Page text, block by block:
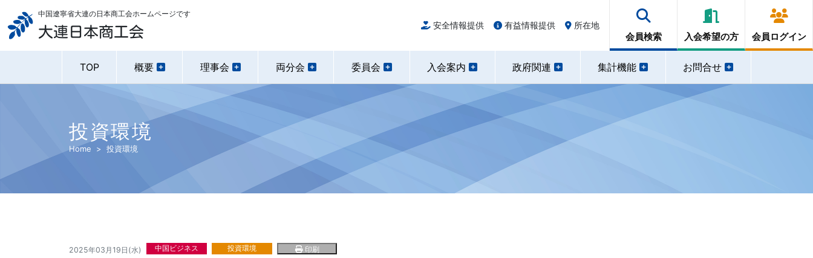
大連日本商工会
中国遼寧省大連の日本商工会ホームページです
安全情報提供 有益情報提供 所在地
会員検索 入会希望の方 会員ログイン
TOP 概要 理事会 両分会 委員会 入会案内 政府関連 集計機能 お問合せ
投資環境
Home 投資環境
2025年03月19日(水) 中国ビジネス 投資環境 印刷